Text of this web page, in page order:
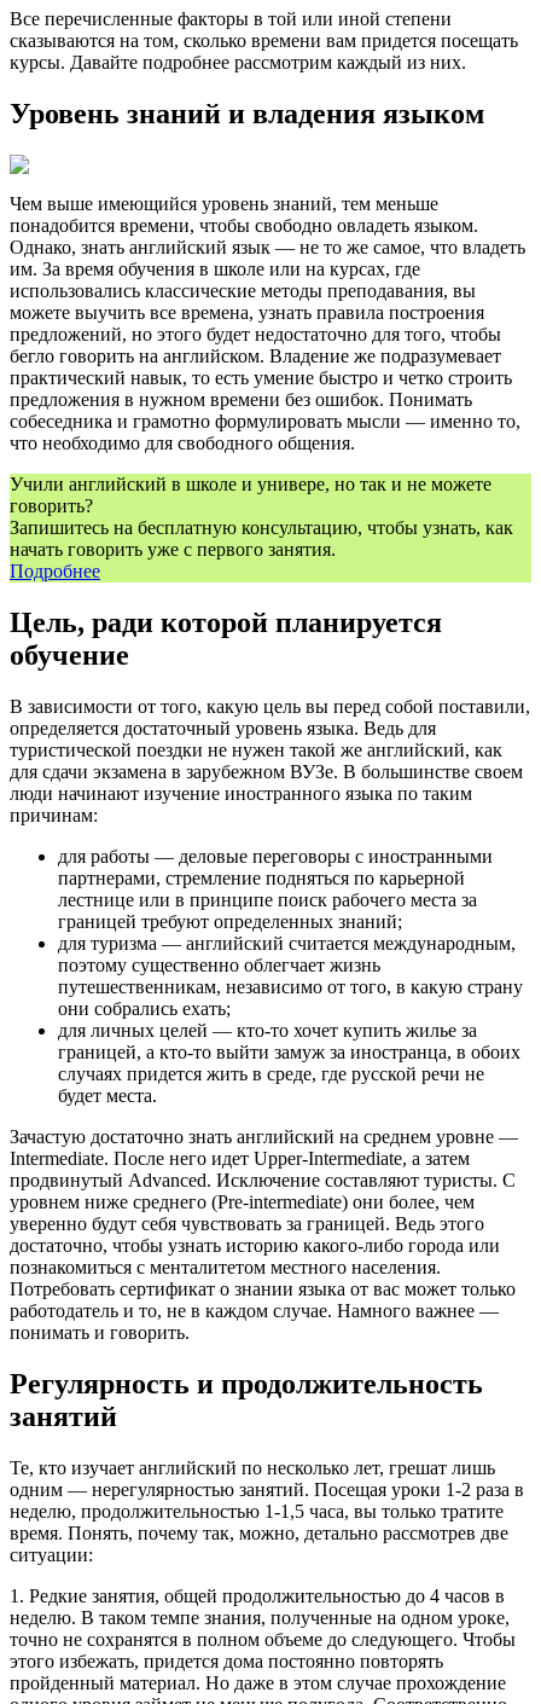
Все перечисленные факторы в той или иной степени
сказываются на том, сколько времени вам придется посещать
курсы. Давайте подробнее рассмотрим каждый из них.
Уровень знаний и владения языком
Чем выше имеющийся уровень знаний, тем меньше
понадобится времени, чтобы свободно овладеть языком.
Однако, знать английский язык — не то же самое, что владеть
им. За время обучения в школе или на курсах, где
использовались классические методы преподавания, вы
можете выучить все времена, узнать правила построения
предложений, но этого будет недостаточно для того, чтобы
бегло говорить на английском. Владение же подразумевает
практический навык, то есть умение быстро и четко строить
предложения в нужном времени без ошибок. Понимать
собеседника и грамотно формулировать мысли — именно то,
что необходимо для свободного общения.
Учили английский в школе и универе, но так и не можете
говорить?
Запишитесь на бесплатную консультацию, чтобы узнать, как
начать говорить уже с первого занятия.
Подробнее
Цель, ради которой планируется
обучение
В зависимости от того, какую цель вы перед собой поставили,
определяется достаточный уровень языка. Ведь для
туристической поездки не нужен такой же английский, как
для сдачи экзамена в зарубежном ВУЗе. В большинстве своем
люди начинают изучение иностранного языка по таким
причинам:
для работы — деловые переговоры с иностранными
партнерами, стремление подняться по карьерной
лестнице или в принципе поиск рабочего места за
границей требуют определенных знаний;
для туризма — английский считается международным,
поэтому существенно облегчает жизнь
путешественникам, независимо от того, в какую страну
они собрались ехать;
для личных целей — кто-то хочет купить жилье за
границей, а кто-то выйти замуж за иностранца, в обоих
случаях придется жить в среде, где русской речи не
будет места.
Зачастую достаточно знать английский на среднем уровне —
Intermediate. После него идет Upper-Intermediate, а затем
продвинутый Advanced. Исключение составляют туристы. С
уровнем ниже среднего (Pre-intermediate) они более, чем
уверенно будут себя чувствовать за границей. Ведь этого
достаточно, чтобы узнать историю какого-либо города или
познакомиться с менталитетом местного населения.
Потребовать сертификат о знании языка от вас может только
работодатель и то, не в каждом случае. Намного важнее —
понимать и говорить.
Регулярность и продолжительность
занятий
Те, кто изучает английский по несколько лет, грешат лишь
одним — нерегулярностью занятий. Посещая уроки 1-2 раза в
неделю, продолжительностью 1-1,5 часа, вы только тратите
время. Понять, почему так, можно, детально рассмотрев две
ситуации:
1. Редкие занятия, общей продолжительностью до 4 часов в
неделю. В таком темпе знания, полученные на одном уроке,
точно не сохранятся в полном объеме до следующего. Чтобы
этого избежать, придется дома постоянно повторять
пройденный материал. Но даже в этом случае прохождение